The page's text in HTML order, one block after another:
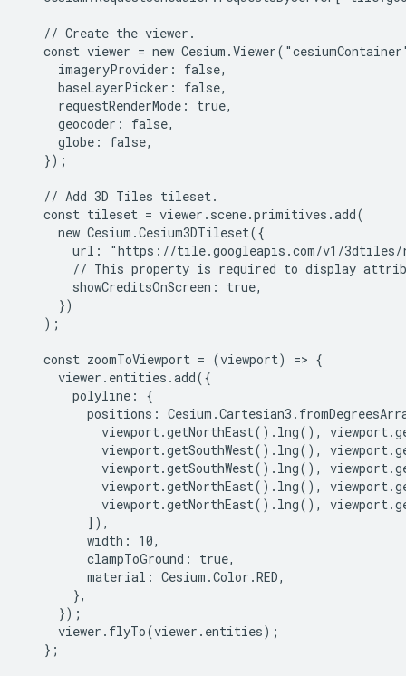
   // Create the viewer.
const viewer = new
     imageryProvider: false,
     baseLayerPicker: false,
     requestRenderMode: true,
     geocoder: false,
     globe: false,
   });
   // Add 3D Tiles tileset.
   const tileset = viewer.scene.primitives.add(
     new Cesium.Cesium3DTileset({
url: "https://tile.googleapis.com/v1/
// This property is required to display
       showCreditsOnScreen: true,
     })
   );
   const zoomToViewport = (viewport) => {
     viewer.entities.add({
       polyline: {
positions:
viewport.getNorthEast().lng(),
viewport.getSouthWest().lng(),
viewport.getSouthWest().lng(),
viewport.getNorthEast().lng(),
viewport.getNorthEast().lng(),
         ]),
         width: 10,
         clampToGround: true,
         material: Cesium.Color.RED,
       },
     });
     viewer.flyTo(viewer.entities);
   };